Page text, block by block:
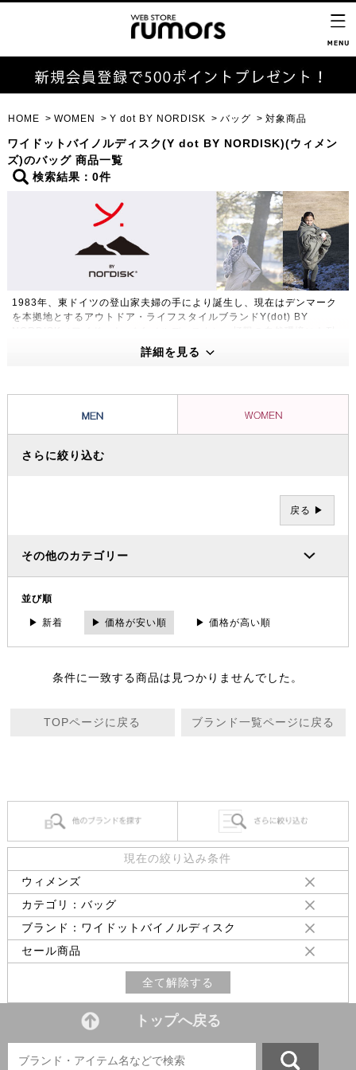
HOME WOMEN Y dot BY NORDISK バッグ 対象商品
ワイドットバイノルディスク(Y dot BY NORDISK)(ウィメン
ズ)のバッグ 商品一覧
検索結果：0件
1983年、東ドイツの登山家夫婦の手により誕生し、現在はデンマーク
を本拠地とするアウトドア・ライフスタイルブランドY(dot) BY
えうる高い機能性・保温性をもつプロダクトは、アウトドアのプロフェ
ッショナルたちから信頼を集め、数々の過酷な冒険やレースを支えてき
詳細を見る
さらに絞り込む
戻る ▶
その他のカテゴリー
並び順
▶ 新着 ▶ 価格が安い順 ▶ 価格が高い順
条件に一致する商品は見つかりませんでした。
TOPページに戻る ブランド一覧ページに戻る
現在の絞り込み条件
ウィメンズ
カテゴリ：バッグ
ブランド：ワイドットバイノルディスク
セール商品
全て解除する
トップへ戻る